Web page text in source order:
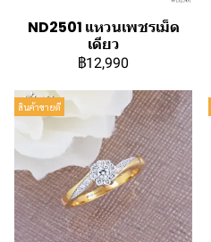
ND2501 แหวนเพชรเม็ด
เดียว
฿12,990
สินค้าขายดี